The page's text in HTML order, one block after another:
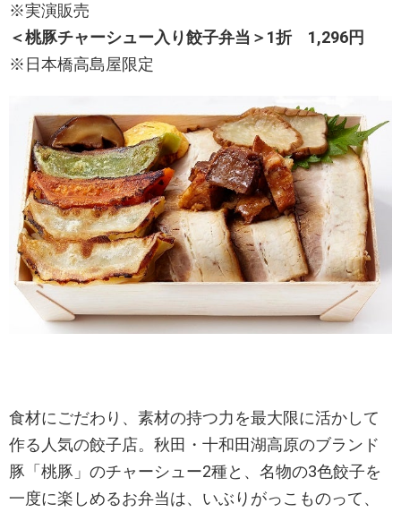
※実演販売
＜桃豚チャーシュー入り餃子弁当＞1折 1,296円
※日本橋高島屋限定
食材にごだわり、素材の持つ力を最大限に活かして
作る人気の餃子店。秋田・十和田湖高原のブランド
豚「桃豚」のチャーシュー2種と、名物の3色餃子を
一度に楽しめるお弁当は、いぶりがっこものって、